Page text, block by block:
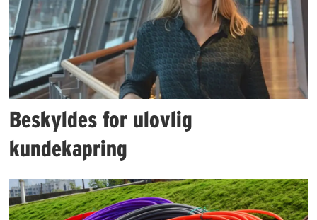
Beskyldes for ulovlig
kundekapring